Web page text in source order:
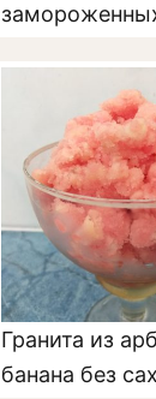
Гранита из
банана без